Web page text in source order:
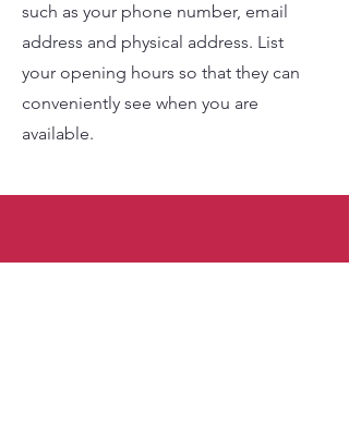
such as your phone number, email
address and physical address. List
your opening hours so that they can
conveniently see when you are
available.